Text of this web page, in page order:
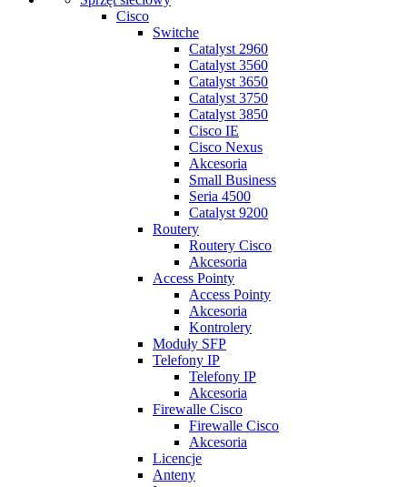
Cisco
Switche
Catalyst 2960
Catalyst 3560
Catalyst 3650
Catalyst 3750
Catalyst 3850
Cisco IE
Cisco Nexus
Akcesoria
Small Business
Seria 4500
Catalyst 9200
Routery
Routery Cisco
Akcesoria
Access Pointy
Access Pointy
Akcesoria
Kontrolery
Moduły SFP
Telefony IP
Telefony IP
Akcesoria
Firewalle Cisco
Firewalle Cisco
Akcesoria
Licencje
Anteny